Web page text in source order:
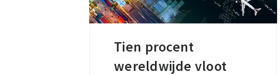
Tien procent
wereldwijde vloot
Tien
procent